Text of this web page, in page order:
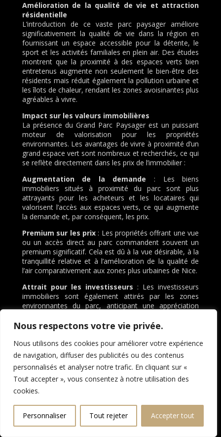
Nous respectons votre vie privée.
Nous utilisons des cookies pour améliorer votre expérience
de navigation, diffuser des publicités ou des contenus
personnalisés et analyser notre trafic. En cliquant sur «
Tout accepter », vous consentez à notre utilisation des
cookies.
Personnaliser Tout rejeter Accepter tout
Amélioration de la qualité de vie et attraction
résidentielle
L’introduction de ce vaste parc paysager améliore
significativement la qualité de vie dans la région en
fournissant un espace accessible pour la détente, le
sport et les activités familiales en plein air. Des études
montrent que la proximité à des espaces verts bien
entretenus augmente non seulement le bien-être des
résidents mais réduit également la pollution urbaine et
les îlots de chaleur, rendant les zones avoisinantes plus
agréables à vivre.
Impact sur les valeurs immobilières
La présence du Grand Parc Paysager est un puissant
moteur de valorisation pour les propriétés
environnantes. Les avantages de vivre à proximité d’un
grand espace vert sont nombreux et recherchés, ce qui
se reflète directement dans les prix de l’immobilier :
Augmentation de la demande : Les biens
immobiliers situés à proximité du parc sont plus
attrayants pour les acheteurs et les locataires qui
valorisent l’accès aux espaces verts, ce qui augmente
la demande et, par conséquent, les prix.
Premium sur les prix: Les propriétés offrant une vue
ou un accès direct au parc commandent souvent un
premium significatif. Cela est dû à la vue désirable, à la
tranquillité relative et à l’amélioration de la qualité de
l’air comparativement aux zones plus urbaines de Nice.
Attrait pour les investisseurs : Les investisseurs
immobiliers sont également attirés par les zones
environnantes du parc, anticipant une appréciation
améliorations permanentes du cadre de vie.
Développement durable et croissance équilibrée
Le Grand Parc Paysager joue un rôle crucial dans les
initiatives de développement durable de la ville. En
intégrant des pratiques de gestion écologique, telles
que la biodiversité, la gestion durable de l’eau et des
zones pour la faune et la flore locales, le parc
contribue également à la résilience écologique de Nice.
Cette approche attire des résidents et des
investisseurs conscients des enjeux